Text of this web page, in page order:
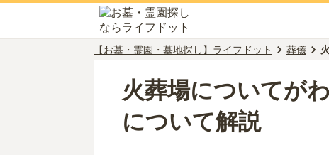
【お墓・霊園・墓地探し】ライフドット 葬儀
火葬場についてが
について解説